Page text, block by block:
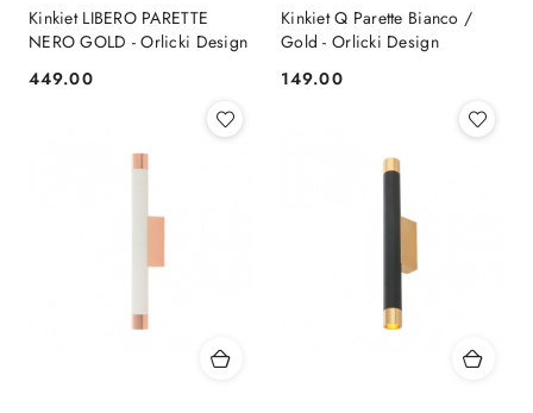
Kinkiet LIBERO PARETTE
NERO GOLD - Orlicki Design
Cena:
449.00
Kinkiet Q Parette Bianco /
Gold - Orlicki Design
Cena:
149.00